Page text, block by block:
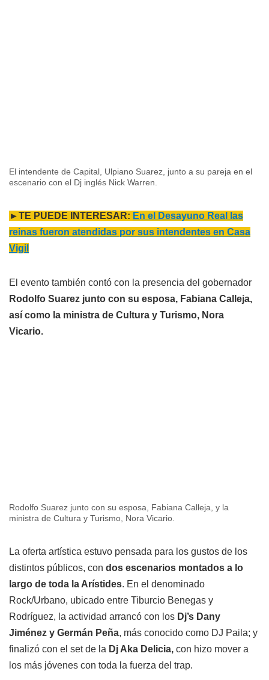
El intendente de Capital, Ulpiano Suarez, junto a su pareja en el
escenario con el Dj inglés Nick Warren.
►TE PUEDE INTERESAR: En el Desayuno Real las
reinas fueron atendidas por sus intendentes en Casa
Vigil
El evento también contó con la presencia del gobernador
Rodolfo Suarez junto con su esposa, Fabiana Calleja,
así como la ministra de Cultura y Turismo, Nora
Vicario.
Rodolfo Suarez junto con su esposa, Fabiana Calleja, y la
ministra de Cultura y Turismo, Nora Vicario.
La oferta artística estuvo pensada para los gustos de los
distintos públicos, con dos escenarios montados a lo
largo de toda la Arístides. En el denominado
Rock/Urbano, ubicado entre Tiburcio Benegas y
Rodríguez, la actividad arrancó con los Dj’s Dany
Jiménez y Germán Peña, más conocido como DJ Paila; y
finalizó con el set de la Dj Aka Delicia, con hizo mover a
los más jóvenes con toda la fuerza del trap.